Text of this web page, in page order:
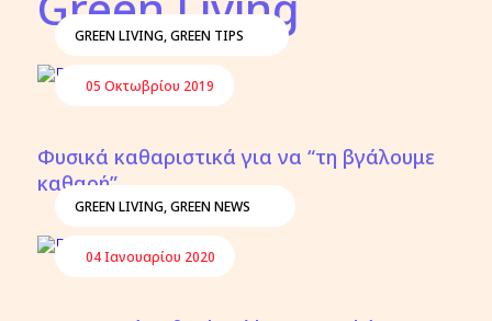
GREEN LIVING,GREEN TIPS
05 Οκτωβρίου 2019
Φυσικά καθαριστικά για να “τη βγάλουμε
καθαρή”
GREEN LIVING,GREEN NEWS
04 Ιανουαρίου 2020